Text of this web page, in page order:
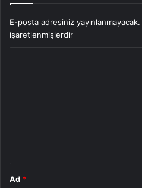
E-posta adresiniz yayınlanmayacak.
işaretlenmişlerdir
Ad *